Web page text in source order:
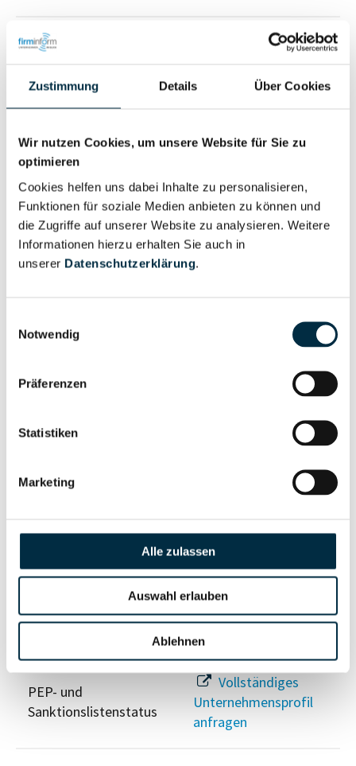
Zustimmung Details Über Cookies
Wir nutzen Cookies, um unsere Website für Sie zu
optimieren
Cookies helfen uns dabei Inhalte zu personalisieren,
Funktionen für soziale Medien anbieten zu können und
die Zugriffe auf unserer Website zu analysieren. Weitere
Informationen hierzu erhalten Sie auch in
unserer Datenschutzerklärung.
Notwendig
Präferenzen
Statistiken
Marketing
Alle zulassen
Auswahl erlauben
Ablehnen
Bekanntmachung
Für
Nutzer
Für registrierte Nutzer
Eigentums- und Kontrollstruktur
Gesellschafterstruktur
Vollständiges
Unternehmensprofil
Unternehmensnetzwerk
Vollständiges
Unternehmensprofil
Unternehmensprofil
anfragen
Risikoinformationen
PEP- und
Sanktionslistenstatus
Vollständiges
Unternehmensprofil
anfragen